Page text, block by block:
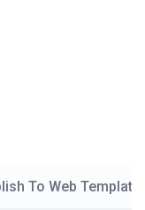
To Web Template